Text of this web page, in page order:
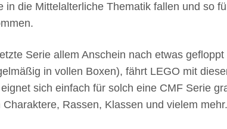
in die Mittelalterliche Thematik fallen und so
Serie allem Anschein nach etwas
in vollen Boxen), fährt LEGO mit
sich einfach für solch eine CMF Serie
Rassen, Klassen und vielem mehr.